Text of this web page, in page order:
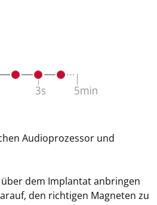
Audioprozessor und
dem Implantat anbringen
den richtigen Magneten zu